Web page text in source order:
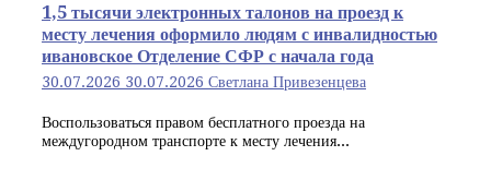
1,5 тысячи электронных талонов на проезд к
месту лечения оформило людям с инвалидностью
ивановское Отделение СФР с начала года
30.07.2026 30.07.2026 Светлана Привезенцева
Воспользоваться правом бесплатного проезда на
междугородном транспорте к месту лечения...